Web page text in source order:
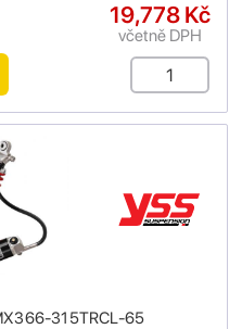
19,778 Kč
včetně DPH
315TRCL-65